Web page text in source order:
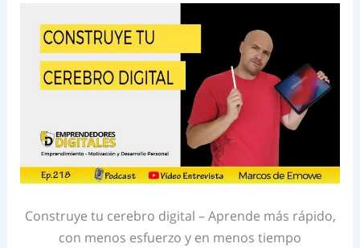
Construye tu cerebro digital – Aprende más rápido,
con menos esfuerzo y en menos tiempo